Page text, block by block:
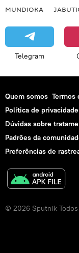
MUNDIOKA
Telegram
Quem somos Termos
Política de privacidade
Dúvidas sobre
Padrões da
Preferências de
© 2026 Sputnik